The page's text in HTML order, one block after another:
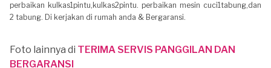
perbaikan kulkas1pintu,kulkas2pintu. perbaikan mesin cuci1tabung,dan
2 tabung. Di kerjakan di rumah anda & Bergaransi.
Foto lainnya di TERIMA SERVIS PANGGILAN DAN
BERGARANSI